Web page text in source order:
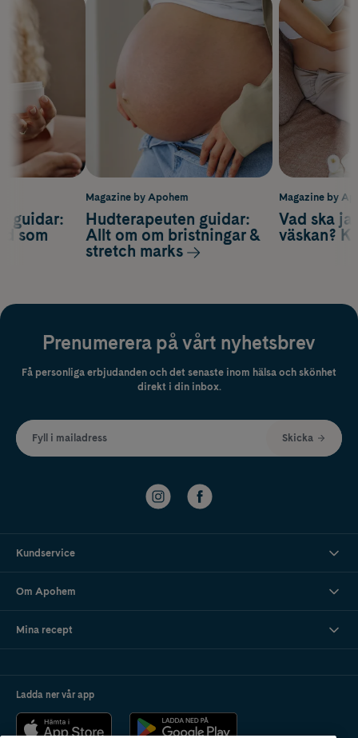
Magazine by
Vad ska
väskan?
guidar:
som
Magazine by Apohem
Hudterapeuten guidar:
Allt om om bristningar &
stretch marks
Prenumerera på vårt nyhetsbrev
Få personliga erbjudanden och det senaste inom hälsa och skönhet
direkt i din inbox.
Fyll i mailadress Skicka
Kundservice
Om Apohem
Mina recept
Ladda ner vår app